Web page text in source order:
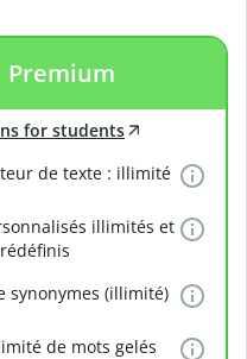
Premium
for students
de texte : illimité
illimités et
synonymes (illimité)
de mots gelés